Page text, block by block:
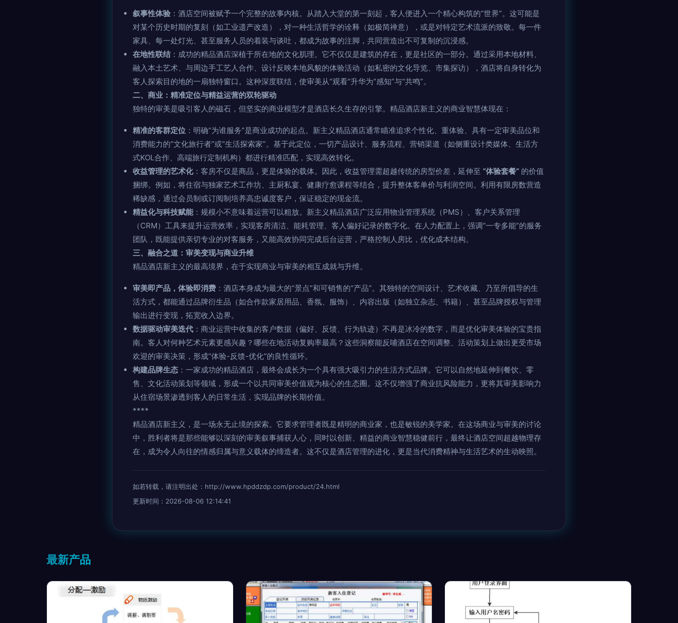
叙事性体验 ：酒店空间被赋予一个完整的故事内核。从踏入大堂的第一刻起，客人便进入一个精心构筑的“世界”。这可能是
对某个历史时期的复刻（如工业遗产改造），对一种生活哲学的诠释（如极简禅意），或是对特定艺术流派的致敬。每一件
家具、每一处灯光、甚至服务人员的着装与谈吐，都成为故事的注脚，共同营造出不可复制的沉浸感。
在地性联结 ：成功的精品酒店深植于所在地的文化肌理。它不仅仅是建筑的存在，更是社区的一部分。通过采用本地材料、
融入本土艺术、与周边手工艺人合作、设计反映本地风貌的体验活动（如私密的文化导览、市集探访），酒店将自身转化为
客人探索目的地的一扇独特窗口。这种深度联结，使审美从“观看”升华为“感知”与“共鸣”。
二、商业：精准定位与精益运营的双轮驱动
独特的审美是吸引客人的磁石，但坚实的商业模型才是酒店长久生存的引擎。精品酒店新主义的商业智慧体现在：
精准的客群定位 ：明确“为谁服务”是商业成功的起点。新主义精品酒店通常瞄准追求个性化、重体验、具有一定审美品位和
消费能力的“文化旅行者”或“生活探索家”。基于此定位，一切产品设计、服务流程、营销渠道（如侧重设计类媒体、生活方
式KOL合作、高端旅行定制机构）都进行精准匹配，实现高效转化。
收益管理的艺术化：客房不仅是商品，更是体验的载体。因此，收益管理需超越传统的房型价差，延伸至 “体验套餐” 的价值
捆绑。例如，将住宿与独家艺术工作坊、主厨私宴、健康疗愈课程等结合，提升整体客单价与利润空间。利用有限房数营造
稀缺感，通过会员制或订阅制培养高忠诚度客户，保证稳定的现金流。
精益化与科技赋能 ：规模小不意味着运营可以粗放。新主义精品酒店广泛应用物业管理系统（PMS）、客户关系管理
（CRM）工具来提升运营效率，实现客房清洁、能耗管理、客人偏好记录的数字化。在人力配置上，强调“一专多能”的服务
团队，既能提供亲切专业的对客服务，又能高效协同完成后台运营，严格控制人房比，优化成本结构。
三、融合之道：审美变现与商业升维
精品酒店新主义的最高境界，在于实现商业与审美的相互成就与升维。
审美即产品，体验即消费 ：酒店本身成为最大的“景点”和可销售的“产品”。其独特的空间设计、艺术收藏、乃至所倡导的生
活方式，都能通过品牌衍生品（如合作款家居用品、香氛、服饰）、内容出版（如独立杂志、书籍）、甚至品牌授权与管理
输出进行变现，拓宽收入边界。
数据驱动审美迭代 ：商业运营中收集的客户数据（偏好、反馈、行为轨迹）不再是冰冷的数字，而是优化审美体验的宝贵指
南。客人对何种艺术元素更感兴趣？哪些在地活动复购率最高？这些洞察能反哺酒店在空间调整、活动策划上做出更受市场
欢迎的审美决策，形成“体验-反馈-优化”的良性循环。
构建品牌生态 ：一家成功的精品酒店，最终会成长为一个具有强大吸引力的生活方式品牌。它可以自然地延伸到餐饮、零
售、文化活动策划等领域，形成一个以共同审美价值观为核心的生态圈。这不仅增强了商业抗风险能力，更将其审美影响力
从住宿场景渗透到客人的日常生活，实现品牌的长期价值。
****
精品酒店新主义，是一场永无止境的探索。它要求管理者既是精明的商业家，也是敏锐的美学家。在这场商业与审美的讨论
中，胜利者将是那些能够以深刻的审美叙事捕获人心，同时以创新、精益的商业智慧稳健前行，最终让酒店空间超越物理存
在，成为令人向往的情感归属与意义载体的缔造者。这不仅是酒店管理的进化，更是当代消费精神与生活艺术的生动映照。
如若转载，请注明出处：http://www.hpddzdp.com/product/24.html
更新时间：2026-08-06 12:14:41
最新产品